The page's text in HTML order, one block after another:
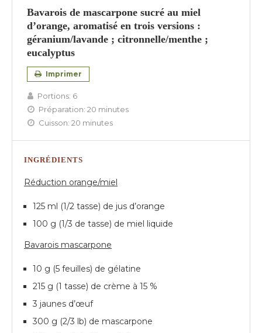
Bavarois de mascarpone sucré au miel
d’orange, aromatisé en trois versions :
géranium/lavande ; citronnelle/menthe ;
eucalyptus
Imprimer
Portions: 6
Préparation: 20 minutes
Cuisson: 20 minutes
INGRÉDIENTS
Réduction orange/miel
125 ml (1/2 tasse) de jus d’orange
100 g (1/3 de tasse) de miel liquide
Bavarois mascarpone
10 g (5 feuilles) de gélatine
215 g (1 tasse) de crème à 15 %
3 jaunes d’œuf
300 g (2/3 lb) de mascarpone